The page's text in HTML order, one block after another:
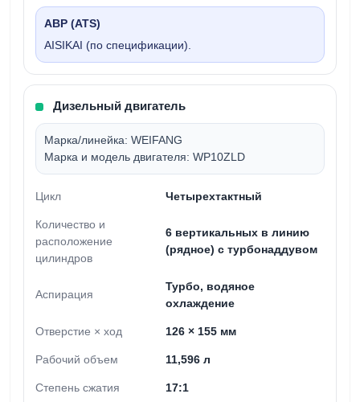
АВР (ATS)
AISIKAI (по спецификации).
Дизельный двигатель
Марка/линейка: WEIFANG
Марка и модель двигателя: WP10ZLD
Цикл Четырехтактный
Количество и
расположение
цилиндров
6 вертикальных в линию
(рядное) с турбонаддувом
Аспирация
Турбо, водяное
охлаждение
Отверстие × ход 126 × 155 мм
Рабочий объем 11,596 л
Степень сжатия 17:1